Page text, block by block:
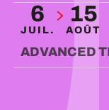
6
JUIL.
15
AOÛT
ADVANCED